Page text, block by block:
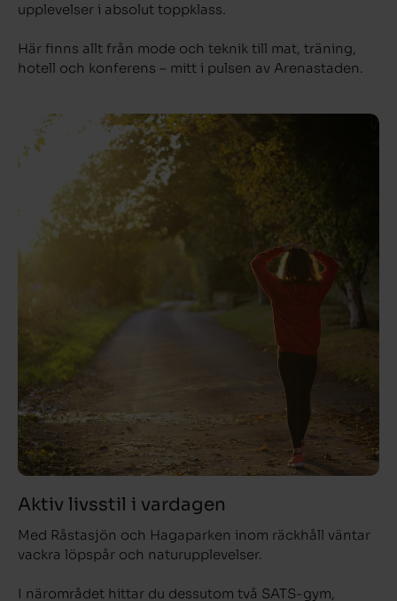
upplevelser i absolut toppklass.
Här finns allt från mode och teknik till mat, träning,
hotell och konferens – mitt i pulsen av Arenastaden.
Aktiv livsstil i vardagen
Med Råstasjön och Hagaparken inom räckhåll väntar
vackra löpspår och naturupplevelser.
I närområdet hittar du dessutom två SATS-gym,